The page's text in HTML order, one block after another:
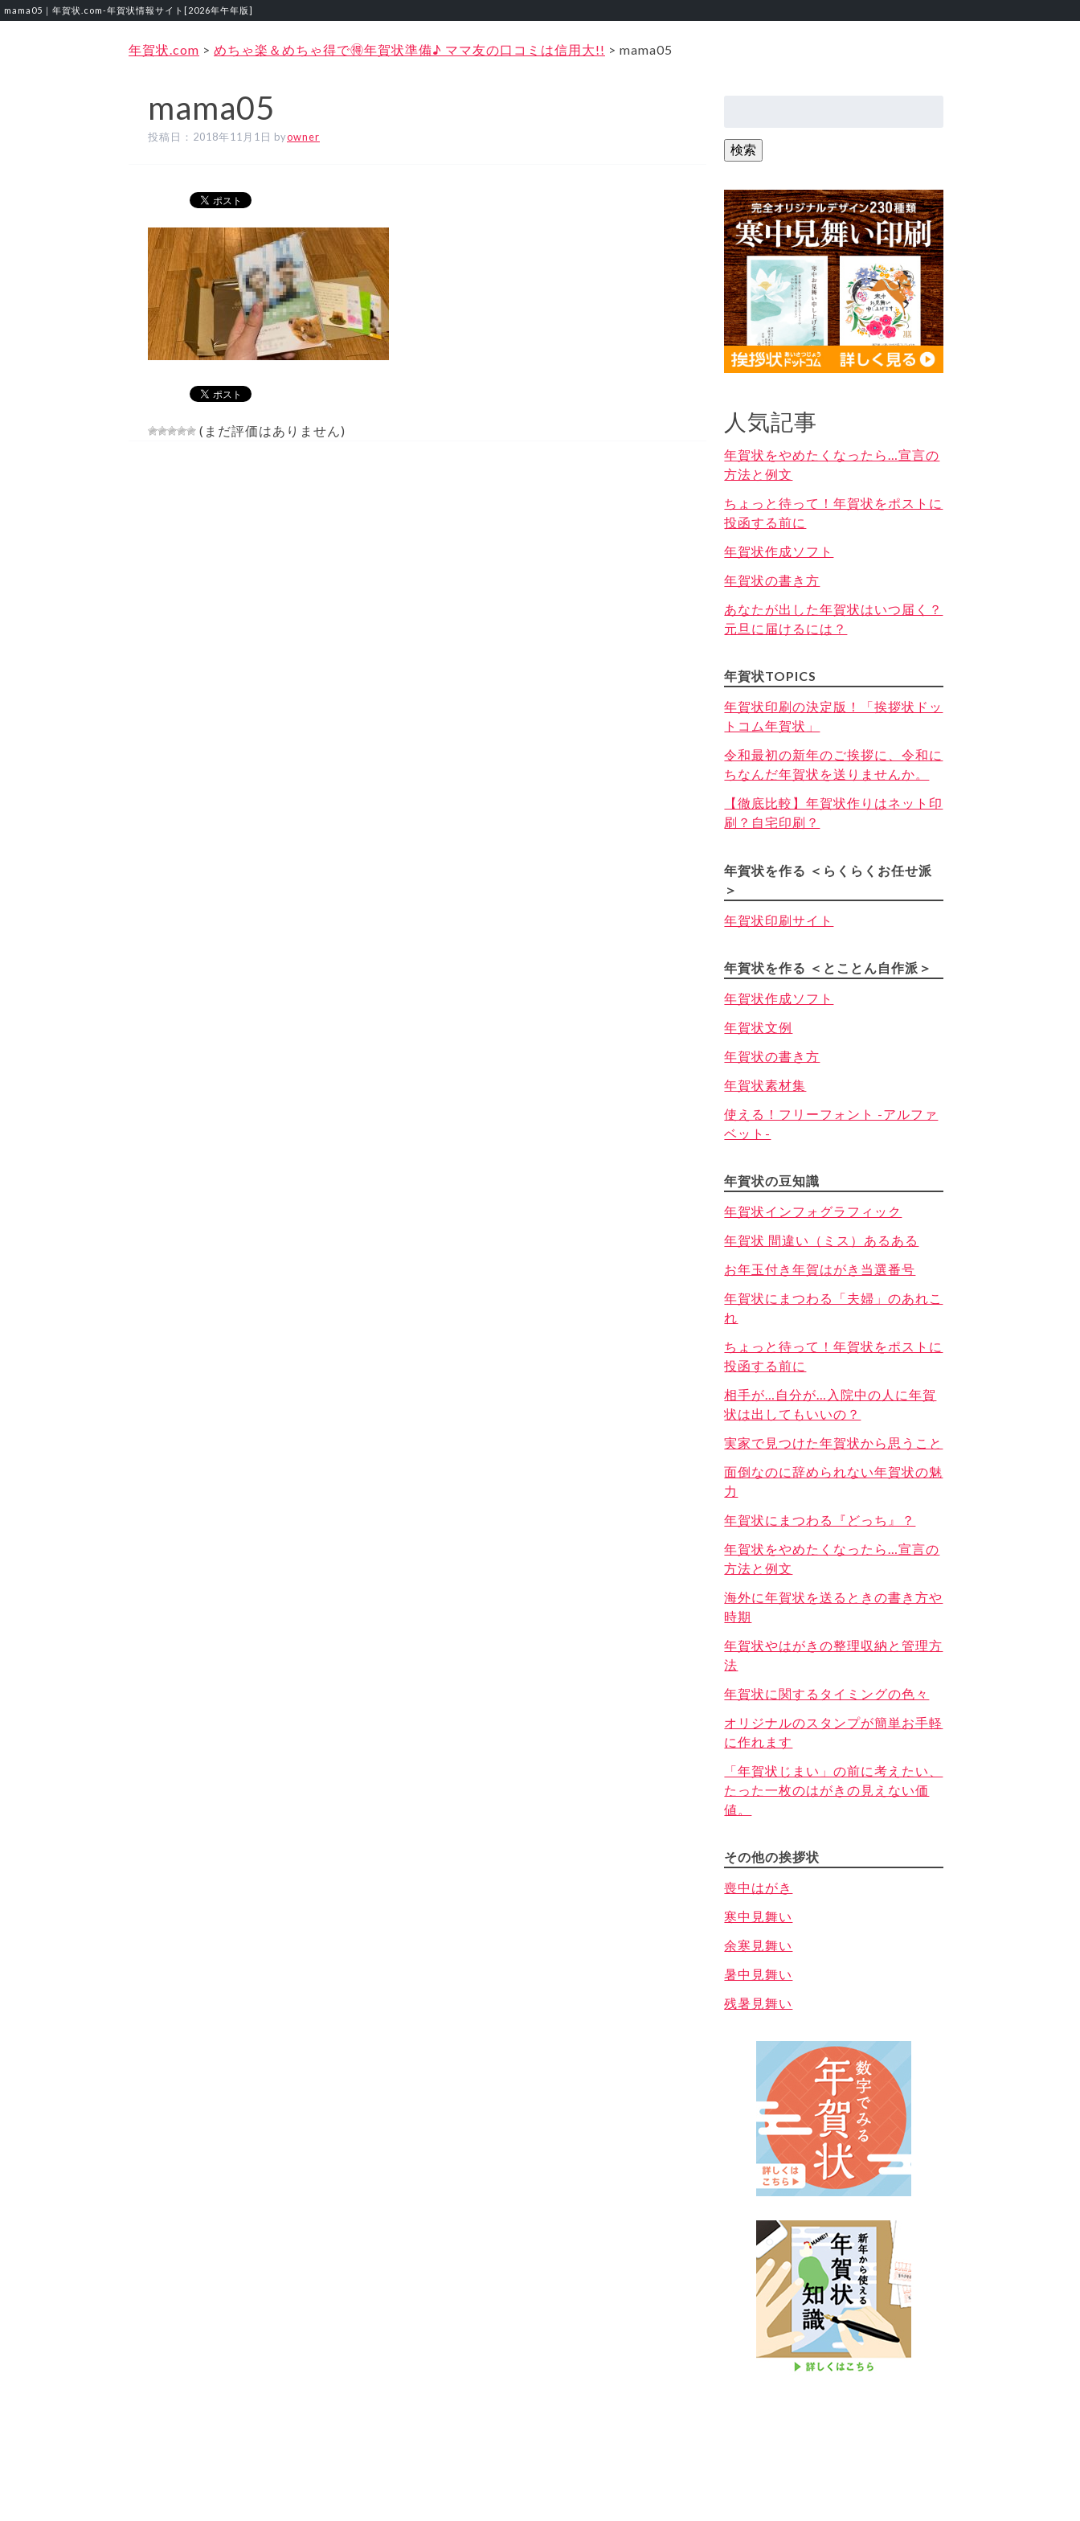
mama05｜年賀状.com‐年賀状情報サイト[2026年午年版]
年賀状.com > めちゃ楽＆めちゃ得で🉐年賀状準備♪ ママ友の口コミは信用大!! > mama05
mama05
投稿日： 2018年11月1日 byowner
(まだ評価はありません)
検索
人気記事
年賀状をやめたくなったら…宣言の
方法と例文
ちょっと待って！年賀状をポストに
投函する前に
年賀状作成ソフト
年賀状の書き方
あなたが出した年賀状はいつ届く？
元旦に届けるには？
年賀状TOPICS
年賀状印刷の決定版！「挨拶状ドッ
トコム年賀状」
令和最初の新年のご挨拶に、令和に
ちなんだ年賀状を送りませんか。
【徹底比較】年賀状作りはネット印
刷？自宅印刷？
年賀状を作る ＜らくらくお任せ派
＞
年賀状印刷サイト
年賀状を作る ＜とことん自作派＞
年賀状作成ソフト
年賀状文例
年賀状の書き方
年賀状素材集
使える！フリーフォント -アルファ
ベット-
年賀状の豆知識
年賀状インフォグラフィック
年賀状 間違い（ミス）あるある
お年玉付き年賀はがき当選番号
年賀状にまつわる「夫婦」のあれこ
れ
ちょっと待って！年賀状をポストに
投函する前に
相手が…自分が…入院中の人に年賀
状は出してもいいの？
実家で見つけた年賀状から思うこと
面倒なのに辞められない年賀状の魅
力
年賀状にまつわる『どっち』？
年賀状をやめたくなったら…宣言の
方法と例文
海外に年賀状を送るときの書き方や
時期
年賀状やはがきの整理収納と管理方
法
年賀状に関するタイミングの色々
オリジナルのスタンプが簡単お手軽
に作れます
「年賀状じまい」の前に考えたい、
たった一枚のはがきの見えない価
値。
その他の挨拶状
喪中はがき
寒中見舞い
余寒見舞い
暑中見舞い
残暑見舞い